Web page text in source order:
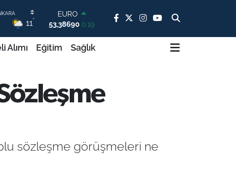
11°
STERLİN
61,60380 0.18
G.ALTIN
6862,09000 0.19
79.591,74 -1.82
DOLAR
Alımı Eğitim Sağlık
sözleşme görüşmeleri ne